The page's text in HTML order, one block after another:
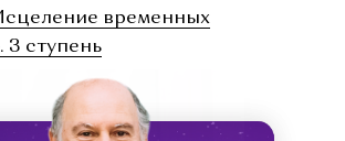
временных
3 ступень